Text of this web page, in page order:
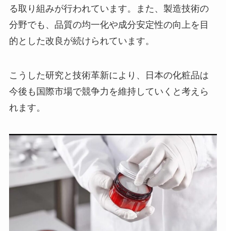
る取り組みが行われています。また、製造技術の
分野でも、品質の均一化や成分安定性の向上を目
的とした改良が続けられています。
こうした研究と技術革新により、日本の化粧品は
今後も国際市場で競争力を維持していくと考えら
れます。